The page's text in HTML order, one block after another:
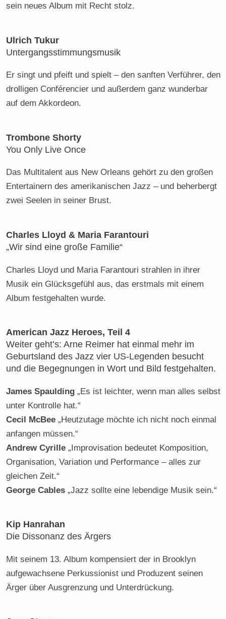
sein neues Album mit Recht stolz.
Ulrich Tukur
Untergangsstimmungsmusik
Er singt und pfeift und spielt – den sanften Verführer, den
drolligen Conférencier und außerdem ganz wunderbar
auf dem Akkordeon.
Trombone Shorty
You Only Live Once
Das Multitalent aus New Orleans gehört zu den großen
Entertainern des amerikanischen Jazz – und beherbergt
zwei Seelen in seiner Brust.
Charles Lloyd & Maria Farantouri
„Wir sind eine große Familie“
Charles Lloyd und Maria Farantouri strahlen in ihrer
Musik ein Glücksgefühl aus, das erstmals mit einem
Album festgehalten wurde.
American Jazz Heroes, Teil 4
Weiter geht’s: Arne Reimer hat einmal mehr im
Geburtsland des Jazz vier US-Legenden besucht
und die Begegnungen in Wort und Bild festgehalten.
James Spaulding „Es ist leichter, wenn man alles selbst
unter Kontrolle hat.“
Cecil McBee „Heutzutage möchte ich nicht noch einmal
anfangen müssen.“
Andrew Cyrille „Improvisation bedeutet Komposition,
Organisation, Variation und Performance – alles zur
gleichen Zeit.“
George Cables „Jazz sollte eine lebendige Musik sein.“
Kip Hanrahan
Die Dissonanz des Ärgers
Mit seinem 13. Album kompensiert der in Brooklyn
aufgewachsene Perkussionist und Produzent seinen
Ärger über Ausgrenzung und Unterdrückung.